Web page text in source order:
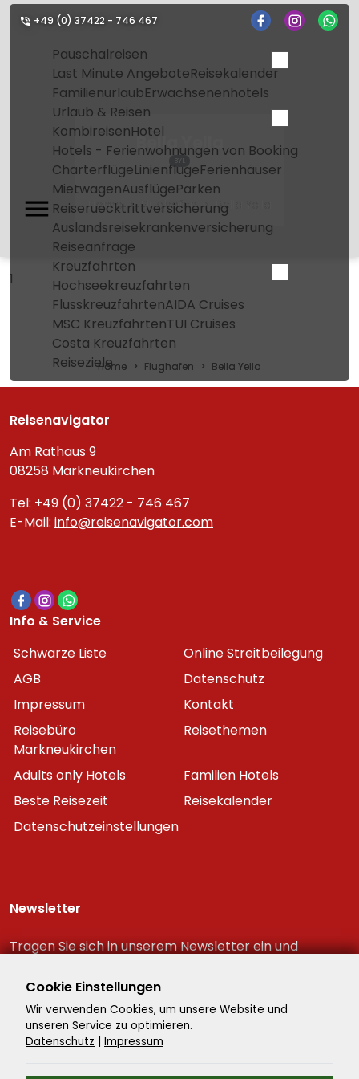
+49 (0) 37422 - 746 467
Pauschalreisen
Last Minute AngeboteReisekalender
FamilienurlaubErwachsenenhotels
Urlaub & Reisen
KombireisenHotel
Hotels - Ferienwohnungen von Booking
CharterflügeLinienflügeFerienhäuser
MietwagenAusflügeParken
Reiseruecktrittversicherung
Auslandsreisekrankenversicherung
Reiseanfrage
Kreuzfahrten
Hochseekreuzfahrten
FlusskreuzfahrtenAIDA Cruises
MSC KreuzfahrtenTUI Cruises
Costa Kreuzfahrten
Reiseziele
Bella Yella
BYL
Home Flughafen Bella Yella
1
Home Flughafen Bella Yella
Reisenavigator
Am Rathaus 9
08258 Markneukirchen
Tel: +49 (0) 37422 - 746 467
E-Mail: info@reisenavigator.com
Info & Service
Schwarze Liste
Online Streitbeilegung
AGB
Datenschutz
Impressum
Kontakt
Reisebüro
Markneukirchen
Reisethemen
Adults only Hotels
Familien Hotels
Beste Reisezeit
Reisekalender
Datenschutzeinstellungen
Newsletter
Tragen Sie sich in unserem Newsletter ein und
Reiseschnäppchen!
Cookie Einstellungen
Wir verwenden Cookies, um unsere Website und
unseren Service zu optimieren.
Datenschutz | Impressum